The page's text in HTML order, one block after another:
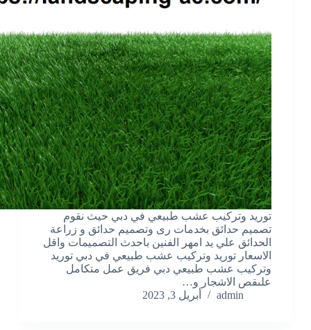
توريد وتركيب عشب طبيعي في دبي حيث نقوم
تصميم حدائق بخدمات رى وتصميم حدائق و زراعة
الحدائق علي يد امهر الفنين باحدث التصميمات واقل
الاسعار توريد وتركيب عشب طبيعي في دبي توريد
وتركيب عشب طبيعي دبي فريق عمل متكامل
علىقص الاشجار و…
admin
أبريل 3, 2023